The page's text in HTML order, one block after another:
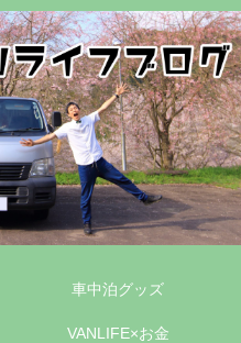
車中泊グッズ
VANLIFE×お金